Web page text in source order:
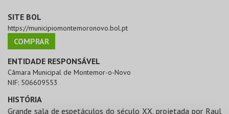
SITE BOL
https://municipiomontemoronovo.bol.pt
COMPRAR
ENTIDADE RESPONSÁVEL
Câmara Municipal de Montemor-o-Novo
NIF: 506609553
HISTÓRIA
Grande sala de espetáculos do século XX, projetada por Raul